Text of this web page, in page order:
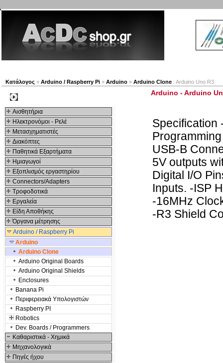
Κατάλογος » Arduino / Raspberry Pi » Arduino » Arduino Clone : Arduino Uno R3
Αισθητήρια
Ηλεκτρονόμοι - Ρελέ
Μετασχηματιστές
Διακόπτες
Παθητικά Εξαρτήματα
Hμιαγωγοί
Εξοπλισμός εργαστηρίου
Connectors/Adapters
Τροφοδοτικά
Εργαλεία
Είδη Αποθήκης
Όργανα μέτρησης
Arduino / Raspberry Pi
Arduino
Arduino Clone
Arduino Original Boards
Arduino Original Shields
Enclosures
Banana Pi
Περιφερειακά Υπολογιστών
Raspberry PI
Robotics
Dev. Boards / Programmers
Καθαριστικά - Χημικά
Μηχανολογικά
Πηγές ήχου
Arduino - Arduino
Specification
USB-B
5V outputs
Digital I/O
Inputs. -ISP
-16MHz
-R3 Shield